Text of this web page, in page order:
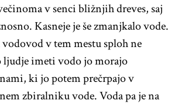
v senci bližnjih dreves, saj
Kasneje je še zmanjkalo vode.
v tem mestu sploh ne
ljudje imeti vodo jo morajo
ki jo potem prečrpajo v
zbiralniku vode. Voda pa je na